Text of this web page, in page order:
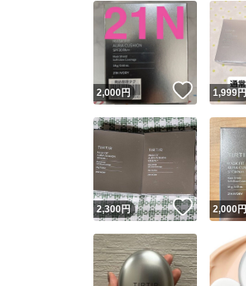
2,000円 いいね！
1,999円
2,300円 いいね！
2,000円